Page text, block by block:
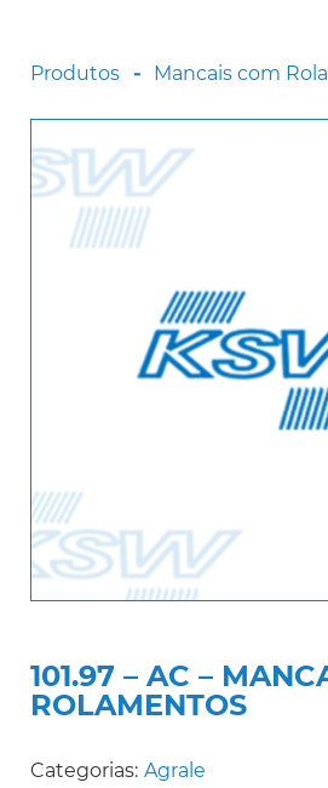
Produtos Mancais com
101.97 – AC –
ROLAMENTOS
Categorias: Agrale